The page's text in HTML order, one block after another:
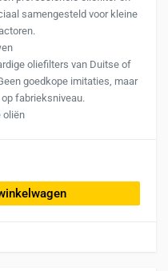
samengesteld voor kleine
oliefilters van Duitse of
goedkope imitaties, maar
fabrieksniveau.
oliën